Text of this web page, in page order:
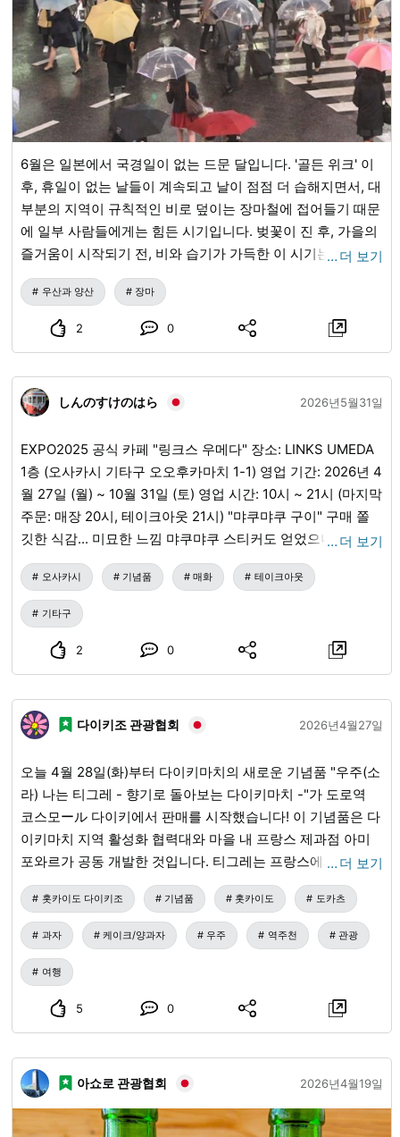
즈가 가득합니다! 과자와 인형 등 다양한 종류의 상품이 진열
되어 있습니다. 기념품에는 걱정하지 않으셔도 됩니다! 개최
개요 【전시회명】『브루클린 박물관 소장 특별전 고대 이집
트』 【회기】2026년 6월 27일(토)～ 9월 27일(일) 【장소】
나가노현립 미술관 【개관 시간】9:00～17:00 【휴관일】수
요일(단, 9월 23일(수)은 공휴일로 개관, 다음 날 9월 24일
(목) 휴관) 【평일 방문자 특전】오리지널 스티커 증정※소진
시 종료 #고대 이집트 #고대 이집트 전시 #나가노현립 미술관
#나가노시 #나가노 관광
6월은 일본에서 국경일이 없는 드문 달입니다. '골든 위크' 이
후, 휴일이 없는 날들이 계속되고 날이 점점 더 습해지면서, 대
부분의 지역이 규칙적인 비로 덮이는 장마철에 접어들기 때문
에 일부 사람들에게는 힘든 시기입니다. 벚꽃이 진 후, 가을의
즐거움이 시작되기 전, 비와 습기가 가득한 이 시기는 여행하
기에 가장 인기 있는 계절은 아닙니다. 하지만 일본의 비는 독
특한 문화가 있습니다! 일본이 세계에서 가장 많은 우산을 소
비하는 나라라는 사실을 알고 계셨나요? 디자이너 우산, 귀엽
고 독특한 우산, 서브컬처 캐릭터로 장식된 우산이 있지만, 일
은 편의점에서 몇 백 엔에 구입할 수 있으며, 이 저렴한 기쁨
때문에 종종 잊혀지곤 합니다. (혹은 누군가가 당신의 비닐 우
서질 수도 있지만, 이 우산의 일회용, 쉽게 교체 가능한 특성이
매력의 핵심입니다. 유동 인구가 많은 나라에서 투명함은 혼
잡한 거리를 탐색하는 데 유용합니다. 많은 사람들이 비 오는
날 이와 같은 우산을 들고 있는 모습을 볼 수 있으며, 이는 다
른 시간이나 장소에서는 느낄 수 없는 독특한 분위기를 자아
냅니다. 이 비 오는 시기에 일본에 계신다면, 저렴하고 상징적
인 우산 기념품을 가져가는 것은 어떨까요?
… 더 보기
우산과 양산 장마
2 0
しんのすけのはら 2026년5월31일
EXPO2025 공식 카페 "링크스 우메다" 장소: LINKS UMEDA
1층 (오사카시 기타구 오오후카마치 1-1) 영업 기간: 2026년 4
월 27일 (월) ~ 10월 31일 (토) 영업 시간: 10시 ~ 21시 (마지막
주문: 매장 20시, 테이크아웃 21시) "먀쿠먀쿠 구이" 구매 쫄
깃한 식감... 미묘한 느낌 먀쿠먀쿠 스티커도 얻었으니 좋음...
선물로...
… 더 보기
오사카시 기념품 매화 테이크아웃
기타구
2 0
다이키조 관광협회 2026년4월27일
오늘 4월 28일(화)부터 다이키마치의 새로운 기념품 "우주(소
라) 나는 티그레 - 향기로 돌아보는 다이키마치 -"가 도로역
코스모ール 다이키에서 판매를 시작했습니다! 이 기념품은 다
이키마치 지역 활성화 협력대와 마을 내 프랑스 제과점 아미
포와르가 공동 개발한 것입니다. 티그레는 프랑스에서 유래한
구운 과자로, 촉촉한 피나슈 생지 가운데에 가나슈를 채운 매
우 풍부한 디저트입니다. 재료 또한 다이키마치산(하스카프,
나무 딸기, 꿀), 도카치산(계란), 홋카이도산(밀가루, 버터) 등
지역의 것에こだわりました. 먹으면 마치 다이키마치를 돌아
… 더 보기
홋카이도 다이키조 기념품 홋카이도 도카츠
과자 케이크/양과자 우주 역주천 관광
여행
5 0
아쇼로 관광협회 2026년4월19일